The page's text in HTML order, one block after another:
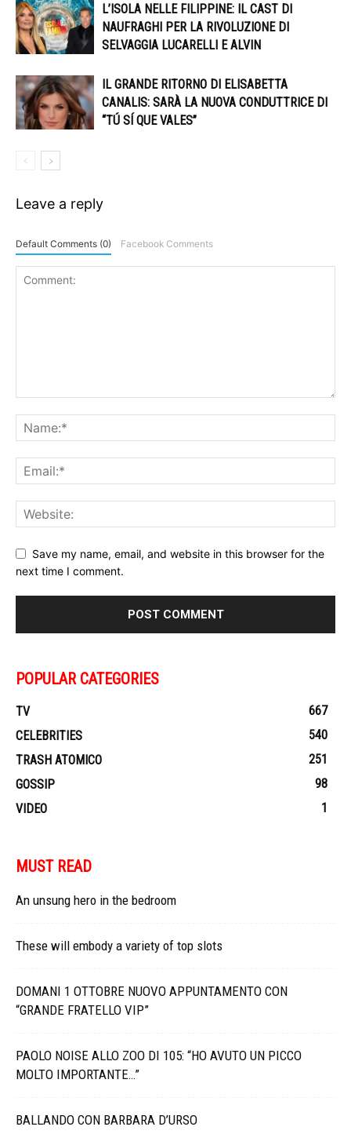
L’ISOLA NELLE FILIPPINE: IL CAST DI
NAUFRAGHI PER LA RIVOLUZIONE DI
SELVAGGIA LUCARELLI E ALVIN
IL GRANDE RITORNO DI ELISABETTA
CANALIS: SARÀ LA NUOVA CONDUTTRICE DI
“TÚ SÍ QUE VALES”
Leave a reply
Default Comments (0) Facebook Comments
Save my name, email, and website in this browser for the
next time I comment.
POPULAR CATEGORIES
TV
667
CELEBRITIES
540
TRASH ATOMICO
251
GOSSIP
98
VIDEO
1
MUST READ
An unsung hero in the bedroom
These will embody a variety of top slots
DOMANI 1 OTTOBRE NUOVO APPUNTAMENTO CON
“GRANDE FRATELLO VIP”
PAOLO NOISE ALLO ZOO DI 105: “HO AVUTO UN PICCO
MOLTO IMPORTANTE…”
BALLANDO CON BARBARA D’URSO